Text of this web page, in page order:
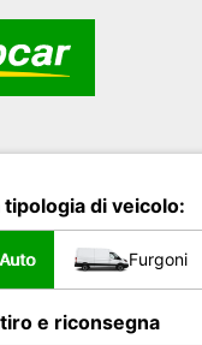
tipologia di veicolo:
Auto Furgoni
e riconsegna